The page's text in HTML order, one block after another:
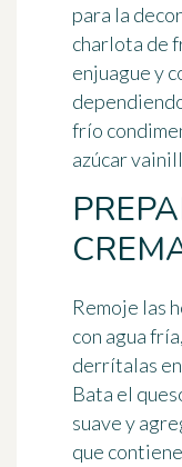
para la
charlota de
enjuague y
frío
azúcar
Remoje las
con agua
derrítalas
Bata el
suave y
que